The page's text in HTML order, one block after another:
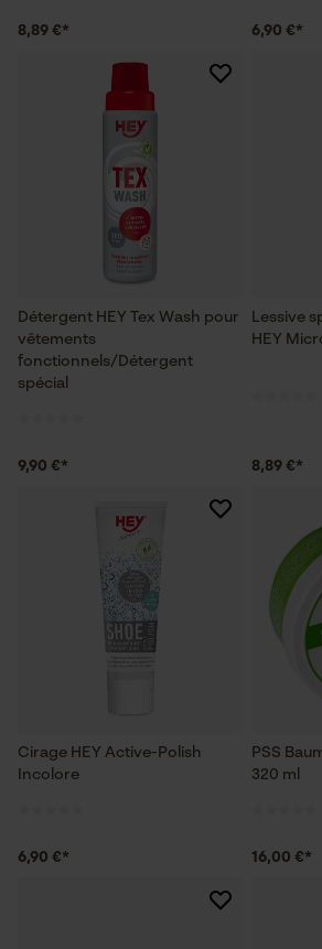
8,89 €* 6,90 €*
Détergent HEY Tex Wash pour
vêtements
fonctionnels/Détergent
spécial
9,90 €*
Lessive
HEY
8,89 €*
Cirage HEY Active-Polish
Incolore
6,90 €*
PSS
320 ml
16,00 €*